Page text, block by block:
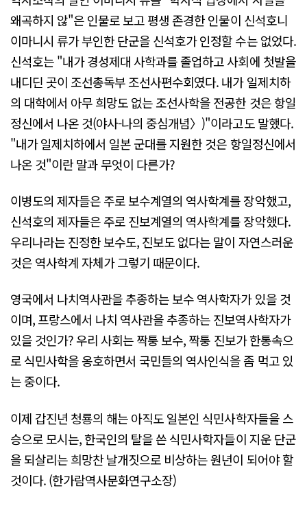
왜곡하지 않"은 인물로 보고 평생 존경한 인물이 신석호니
이마니시 류가 부인한 단군을 신석호가 인정할 수는 없었다.
신석호는 "내가 경성제대 사학과를 졸업하고 사회에 첫발을
내디딘 곳이 조선총독부 조선사편수회였다. 내가 일제치하
의 대학에서 아무 희망도 없는 조선사학을 전공한 것은 항일
정신에서 나온 것(야사-나의 중심개념〉)"이라고도 말했다.
"내가 일제치하에서 일본 군대를 지원한 것은 항일정신에서
나온 것"이란 말과 무엇이 다른가?
이병도의 제자들은 주로 보수계열의 역사학계를 장악했고,
신석호의 제자들은 주로 진보계열의 역사학계를 장악했다.
우리나라는 진정한 보수도, 진보도 없다는 말이 자연스러운
것은 역사학계 자체가 그렇기 때문이다.
영국에서 나치역사관을 추종하는 보수 역사학자가 있을 것
이며, 프랑스에서 나치 역사관을 추종하는 진보역사학자가
있을 것인가? 우리 사회는 짝퉁 보수, 짝퉁 진보가 한통속으
로 식민사학을 옹호하면서 국민들의 역사인식을 좀 먹고 있
는 중이다.
이제 갑진년 청룡의 해는 아직도 일본인 식민사학자들을 스
승으로 모시는, 한국인의 탈을 쓴 식민사학자들이 지운 단군
을 되살리는 희망찬 날개짓으로 비상하는 원년이 되어야 할
것이다. (한가람역사문화연구소장)